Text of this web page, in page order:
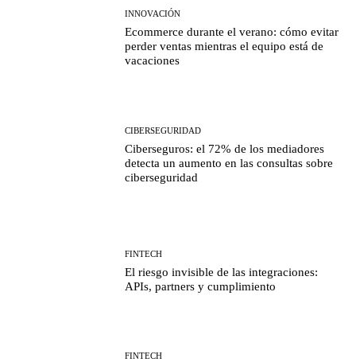
INNOVACIÓN
Ecommerce durante el verano: cómo evitar
perder ventas mientras el equipo está de
vacaciones
CIBERSEGURIDAD
Ciberseguros: el 72% de los mediadores
detecta un aumento en las consultas sobre
ciberseguridad
FINTECH
El riesgo invisible de las integraciones:
APIs, partners y cumplimiento
FINTECH